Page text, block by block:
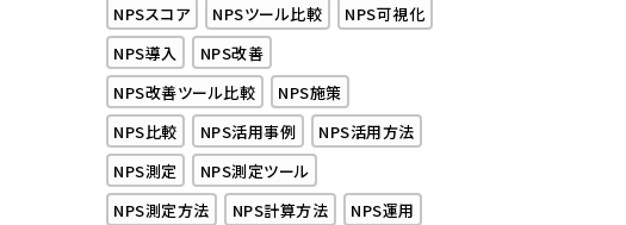
NPSスコア
NPSツール比較
NPS可視化
NPS導入
NPS改善
NPS改善ツール比較
NPS施策
NPS比較
NPS活用事例
NPS活用方法
NPS測定
NPS測定ツール
NPS測定方法
NPS計算方法 NPS運用